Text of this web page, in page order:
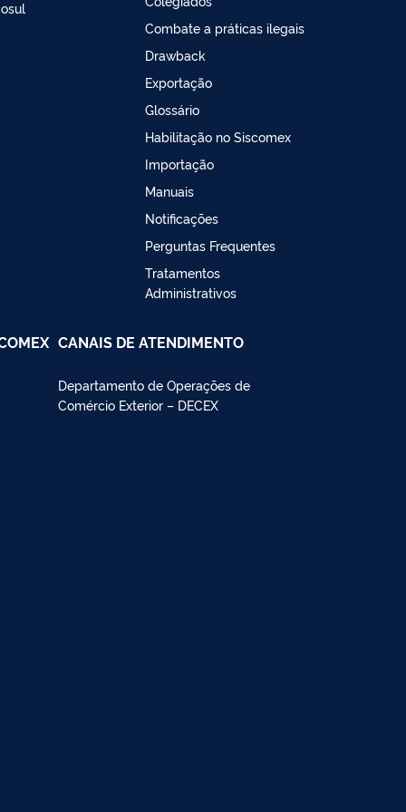
Combate a práticas ilegais
Drawback
Exportação
Glossário
Habilitação no Siscomex
Importação
Manuais
Notificações
Perguntas Frequentes
Tratamentos
Administrativos
CANAIS DE ATENDIMENTO
Departamento de Operações de
Comércio Exterior – DECEX